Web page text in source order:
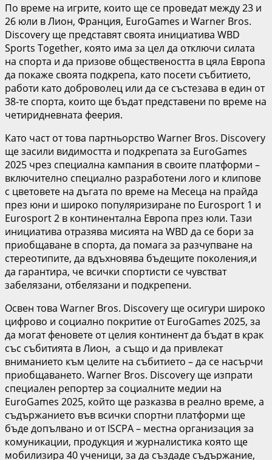
По време на игрите, които ще се проведат между 23 и
26 юли в Лион, Франция, EuroGames и Warner Bros.
Discovery ще представят своята инициатива WBD
Sports Together, която има за цел да отключи силата
на спорта и да призове обществеността в цяла Европа
да покаже своята подкрепа, като посети събитието,
работи като доброволец или да се състезава в един от
38-те спорта, които ще бъдат представени по време на
четиридневната феерия.
Като част от това партньорство Warner Bros. Discovery
ще засили видимостта и подкрепата за EuroGames
2025 чрез специална кампания в своите платформи –
включително специално разработени лого и клипове
с цветовете на дъгата по време на Месеца на прайда
през юни и широко популяризиране по Eurosport 1 и
Eurosport 2 в континентална Европа през юли. Тази
инициатива отразява мисията на WBD да се бори за
приобщаване в спорта, да помага за разчупване на
стереотипите, да вдъхновява бъдещите поколения,и
да гарантира, че всички спортисти се чувстват
забелязани, отбелязани и подкрепени.
Освен това Warner Bros. Discovery ще осигури широко
цифрово и социално покритие от EuroGames 2025, за
да могат феновете от целия континент да бъдат в крак
със събитията в Лион, а също и да привлекат
вниманието към целите на събитието – да се насърчи
приобщаването. Warner Bros. Discovery ще изпрати
специален репортер за социалните медии на
EuroGames 2025, който ще разказва в реално време, а
съдържанието във всички спортни платформи ще
бъде допълвано и от ISCPA – местна организация за
комуникации, продукция и журналистика която ще
мобилизира 40 ученици, за да създаде съдържание,